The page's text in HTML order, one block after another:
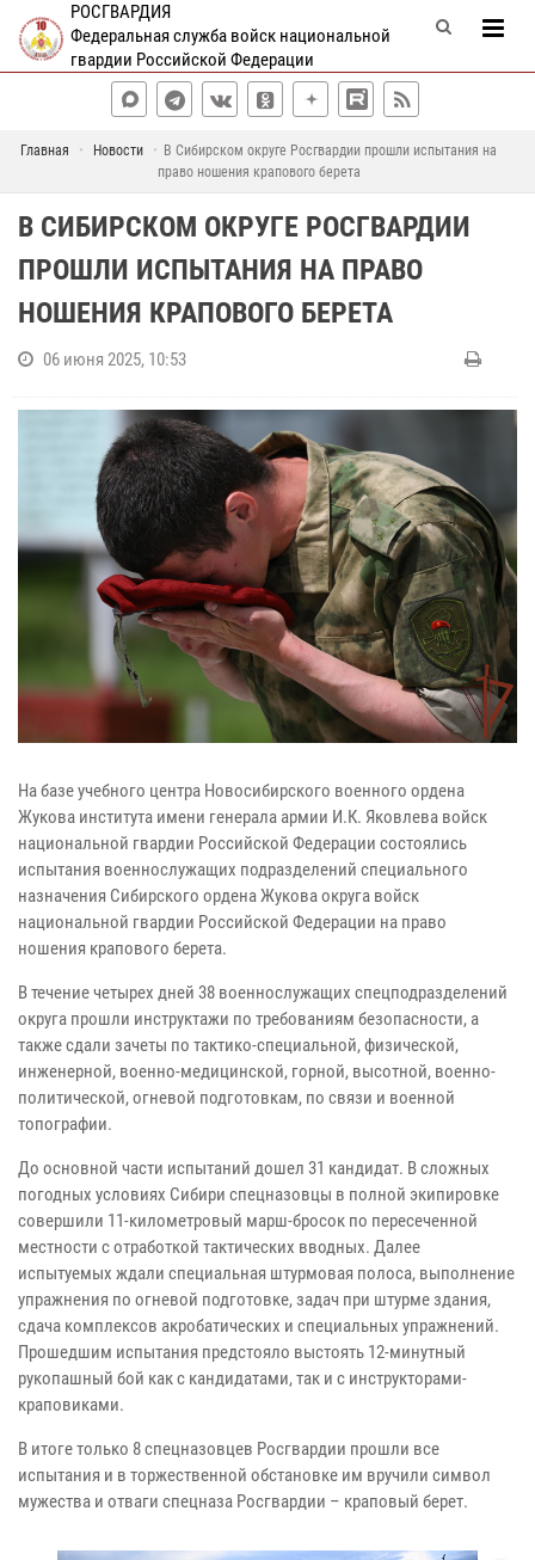
РОСГВАРДИЯ
Федеральная служба войск национальной
гвардии Российской Федерации
Главная Новости
В Сибирском округе Росгвардии прошли испытания на
право ношения крапового берета
В СИБИРСКОМ ОКРУГЕ РОСГВАРДИИ
ПРОШЛИ ИСПЫТАНИЯ НА ПРАВО
НОШЕНИЯ КРАПОВОГО БЕРЕТА
06 июня 2025, 10:53
На базе учебного центра Новосибирского военного ордена
Жукова института имени генерала армии И.К. Яковлева войск
национальной гвардии Российской Федерации состоялись
испытания военнослужащих подразделений специального
назначения Сибирского ордена Жукова округа войск
национальной гвардии Российской Федерации на право
ношения крапового берета.
В течение четырех дней 38 военнослужащих спецподразделений
округа прошли инструктажи по требованиям безопасности, а
также сдали зачеты по тактико-специальной, физической,
инженерной, военно-медицинской, горной, высотной, военно-
политической, огневой подготовкам, по связи и военной
топографии.
До основной части испытаний дошел 31 кандидат. В сложных
погодных условиях Сибири спецназовцы в полной экипировке
совершили 11-километровый марш-бросок по пересеченной
местности с отработкой тактических вводных. Далее
испытуемых ждали специальная штурмовая полоса, выполнение
упражнения по огневой подготовке, задач при штурме здания,
сдача комплексов акробатических и специальных упражнений.
Прошедшим испытания предстояло выстоять 12-минутный
рукопашный бой как с кандидатами, так и с инструкторами-
краповиками.
В итоге только 8 спецназовцев Росгвардии прошли все
испытания и в торжественной обстановке им вручили символ
мужества и отваги спецназа Росгвардии – краповый берет.